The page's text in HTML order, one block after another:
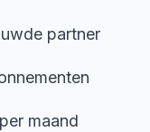
partner
maand